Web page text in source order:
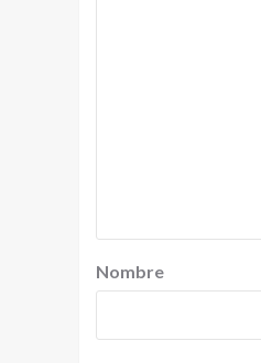
Nombre